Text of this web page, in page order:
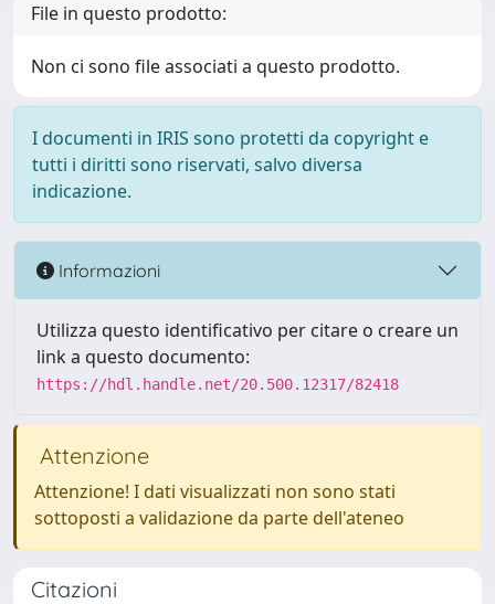
File in questo prodotto:
Non ci sono file associati a questo prodotto.
I documenti in IRIS sono protetti da copyright e
tutti i diritti sono riservati, salvo diversa
indicazione.
Informazioni
Utilizza questo identificativo per citare o creare un
link a questo documento:
https://hdl.handle.net/20.500.12317/82418
Attenzione
Attenzione! I dati visualizzati non sono stati
sottoposti a validazione da parte dell'ateneo
Citazioni